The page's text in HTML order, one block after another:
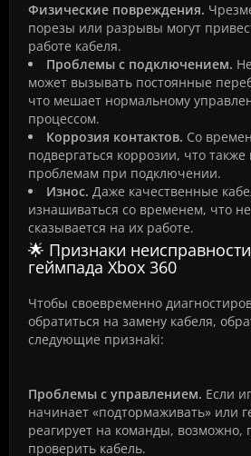
Физические повреждения.
порезы или разрывы могут
работе кабеля.
Проблемы с подключением.
может вызывать постоянные
что мешает нормальному
процессом.
Коррозия контактов. Со
подвергаться коррозии, что
проблемам при подключении.
Износ. Даже качественные
изнашиваться со временем, что
сказывается на их работе.
🌟 Признаки
геймпада Xbox 360
Чтобы своевременно
обратиться на замену кабеля,
следующие признаki:
Проблемы с управлением. Если
начинает «подтормаживать» или
реагирует на команды,
проверить кабель.